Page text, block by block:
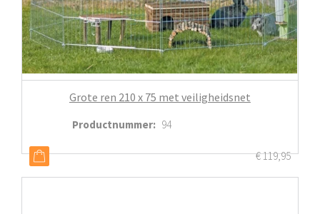
Grote ren 210 x 75 met veiligheidsnet
Productnummer: 94
€119,95